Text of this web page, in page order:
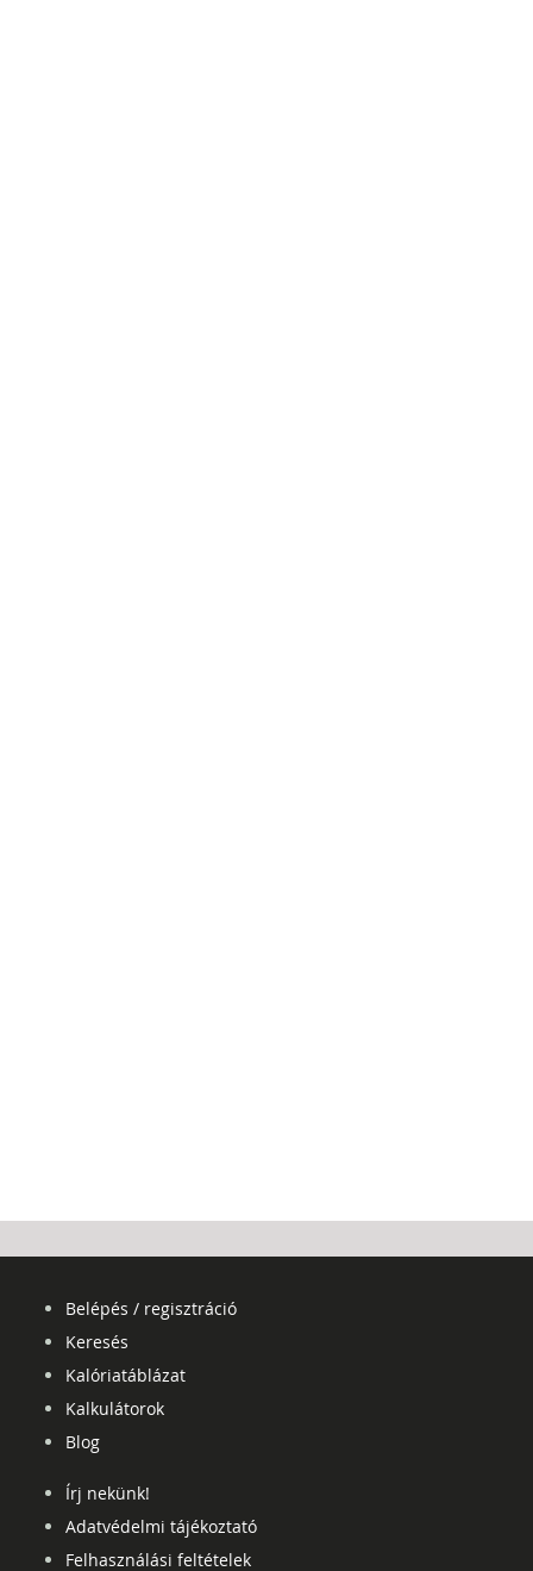
Belépés / regisztráció
Keresés
Kalóriatáblázat
Kalkulátorok
Blog
Írj nekünk!
Adatvédelmi tájékoztató
Felhasználási feltételek